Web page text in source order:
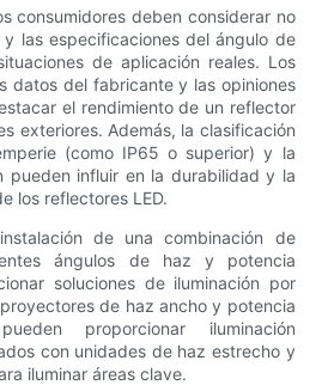
consumidores deben considerar no
las especificaciones del ángulo de
de aplicación reales. Los
datos del fabricante y las opiniones
el rendimiento de un reflector
exteriores. Además, la clasificación
(como IP65 o superior) y la
pueden influir en la durabilidad y la
los reflectores LED.
de una combinación de
ángulos de haz y potencia
soluciones de iluminación por
de haz ancho y potencia
proporcionar iluminación
con unidades de haz estrecho y
iluminar áreas clave.